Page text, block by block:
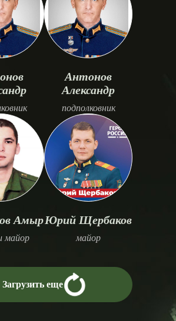
Антонов
Александр
подполковник
Амыр
майор
Юрий Щербаков
майор
Загрузить еще